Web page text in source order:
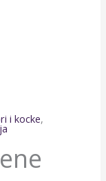
i kocke,